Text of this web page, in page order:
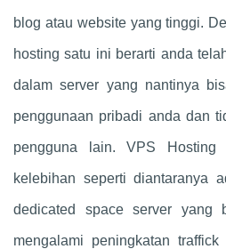
blog atau website yang tinggi.
hosting satu ini berarti anda
dalam server yang nantinya
penggunaan pribadi anda dan
pengguna lain. VPS Hosting
kelebihan seperti diantaranya
dedicated space server yang
mengalami peningkatan